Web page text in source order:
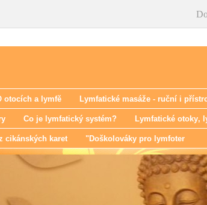
otocích a lymfě Lymfatické masáže - ruční i
Co je lymfatický systém? Lymfatické otoky‚
cikánských karet "Doškolováky pro lymfoter